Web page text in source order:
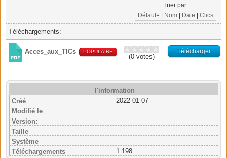
Trier par:
Défaut
| Nom | Date | Clics
Téléchargements:
Acces_aux_TICs POPULAIRE Télécharger
(0 votes)
l'information
Créé
2022-01-07
Modifié le
Version:
Taille
Système
Téléchargements
1 198